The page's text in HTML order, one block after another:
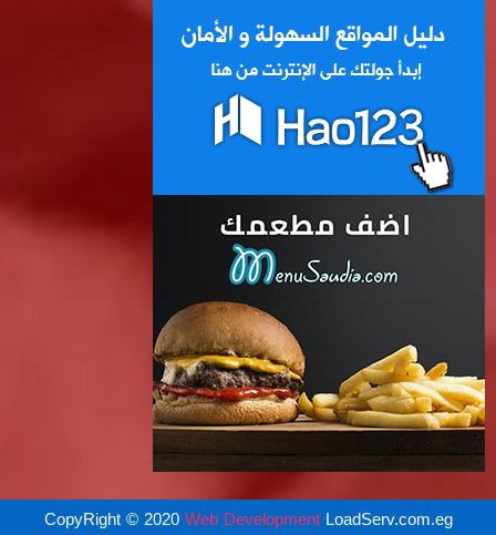
CopyRight © 2020Web Development LoadServ.com.eg